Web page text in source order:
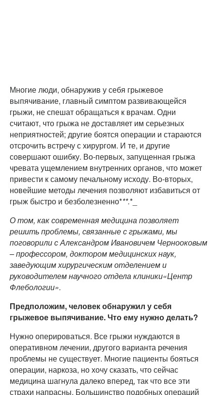
Многие люди, обнаружив у себя грыжевое
выпячивание, главный симптом развивающейся
грыжи, не спешат обращаться к врачам. Одни
считают, что грыжа не доставляет им серьезных
неприятностей; другие боятся операции и стараются
отсрочить встречу с хирургом. И те, и другие
совершают ошибку. Во-первых, запущенная грыжа
чревата ущемлением внутренних органов, что может
привести к самому печальному исходу. Во-вторых,
новейшие методы лечения позволяют избавиться от
грыж быстро и безболезненно***.*_
О том, как современная медицина позволяет
решить проблемы, связанные с грыжами, мы
поговорили с Александром Ивановичем Чернооковым
– профессором, доктором медицинских наук,
заведующим хирургическим отделением и
руководителем научного отдела клиники«Центр
Флебологии».
Предположим, человек обнаружил у себя
грыжевое выпячивание. Что ему нужно делать?
Нужно оперироваться. Все грыжи нуждаются в
оперативном лечении, другого варианта речения
проблемы не существует. Многие пациенты бояться
операции, наркоза, но хочу сказать, что сейчас
медицина шагнула далеко вперед, так что все эти
страхи напрасны. Большинство подобных операций